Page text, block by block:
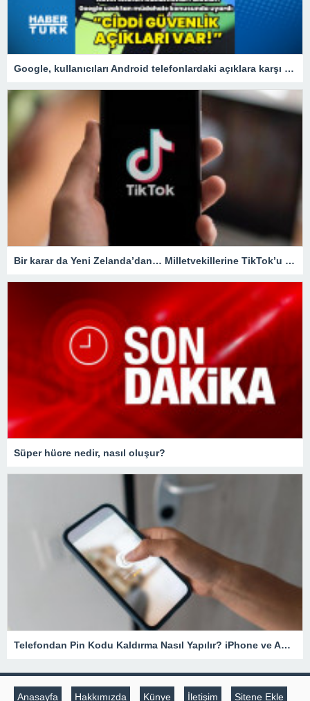
Google, kullanıcıları Android telefonlardaki açıklara karşı uyardı!
Bir karar da Yeni Zelanda’dan… Milletvekillerine TikTok’u yasaklıyorlar!
Süper hücre nedir, nasıl oluşur?
Telefondan Pin Kodu Kaldırma Nasıl Yapılır? iPhone ve Android Cihazlarda Pin Kodu Kaldırma – Teknoloji Haberleri
Anasayfa Hakkımızda Künye İletişim Sitene Ekle